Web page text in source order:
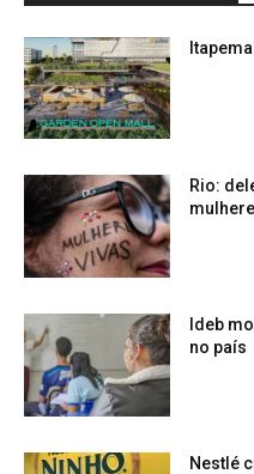
Rio:
Ideb
no país
Nestlé